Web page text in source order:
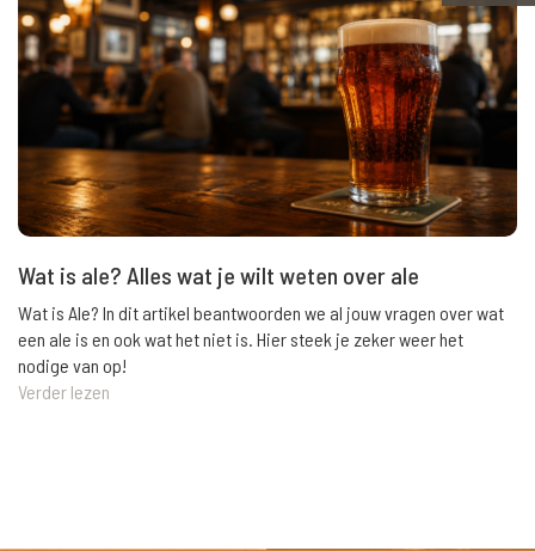
Wat is ale? Alles wat je wilt weten over ale
Wat is Ale? In dit artikel beantwoorden we al jouw vragen over wat
een ale is en ook wat het niet is. Hier steek je zeker weer het
nodige van op!
Verder lezen